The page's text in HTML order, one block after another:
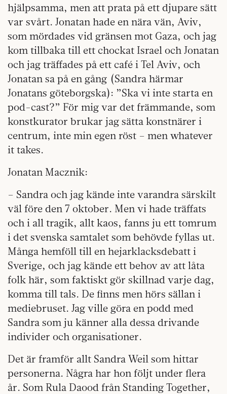
hjälpsamma, men att prata på ett djupare sätt
var svårt. Jonatan hade en nära vän, Aviv,
som mördades vid gränsen mot Gaza, och jag
kom tillbaka till ett chockat Israel och Jonatan
och jag träffades på ett café i Tel Aviv, och
Jonatan sa på en gång (Sandra härmar
Jonatans göteborgska): ”Ska vi inte starta en
pod-cast?” För mig var det främmande, som
konstkurator brukar jag sätta konstnärer i
centrum, inte min egen röst – men whatever
it takes.
Jonatan Macznik:
– Sandra och jag kände inte varandra särskilt
väl före den 7 oktober. Men vi hade träffats
och i all tragik, allt kaos, fanns ju ett tomrum
i det svenska samtalet som behövde fyllas ut.
Många hemföll till en hejarklacksdebatt i
Sverige, och jag kände ett behov av att låta
folk här, som faktiskt gör skillnad varje dag,
komma till tals. De finns men hörs sällan i
mediebruset. Jag ville göra en podd med
Sandra som ju känner alla dessa drivande
individer och organisationer.
Det är framför allt Sandra Weil som hittar
personerna. Några har hon följt under flera
år. Som Rula Daood från Standing Together,